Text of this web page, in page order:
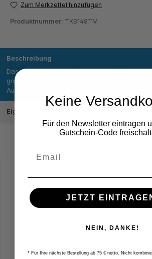
Zum Merkzettel hinzufügen
Produktnummer: TKB148TM
Beschreibung
Das Ausbohrwerkzeug TKB148TM bietet
größere Durchmesser und industrielle
Ausbohrw…
Eigenschaften
Produktgalerie überspringen
Zubehör
Keine
Für den Newsletter eintragen
Gutschein-Code
JETZT
NEIN, DANKE!
* Für Ihre nächste Bestellung ab 75 € netto. Nicht